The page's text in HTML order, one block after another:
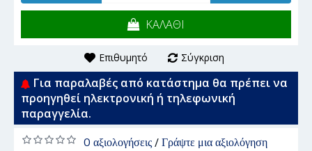
ΚΑΛΑΘΙ
Επιθυμητό Σύγκριση
Για παραλαβές από κατάστημα θα πρέπει να
προηγηθεί ηλεκτρονική ή τηλεφωνική
παραγγελία.
0 αξιολογήσεις/ Γράψτε μια αξιολόγηση